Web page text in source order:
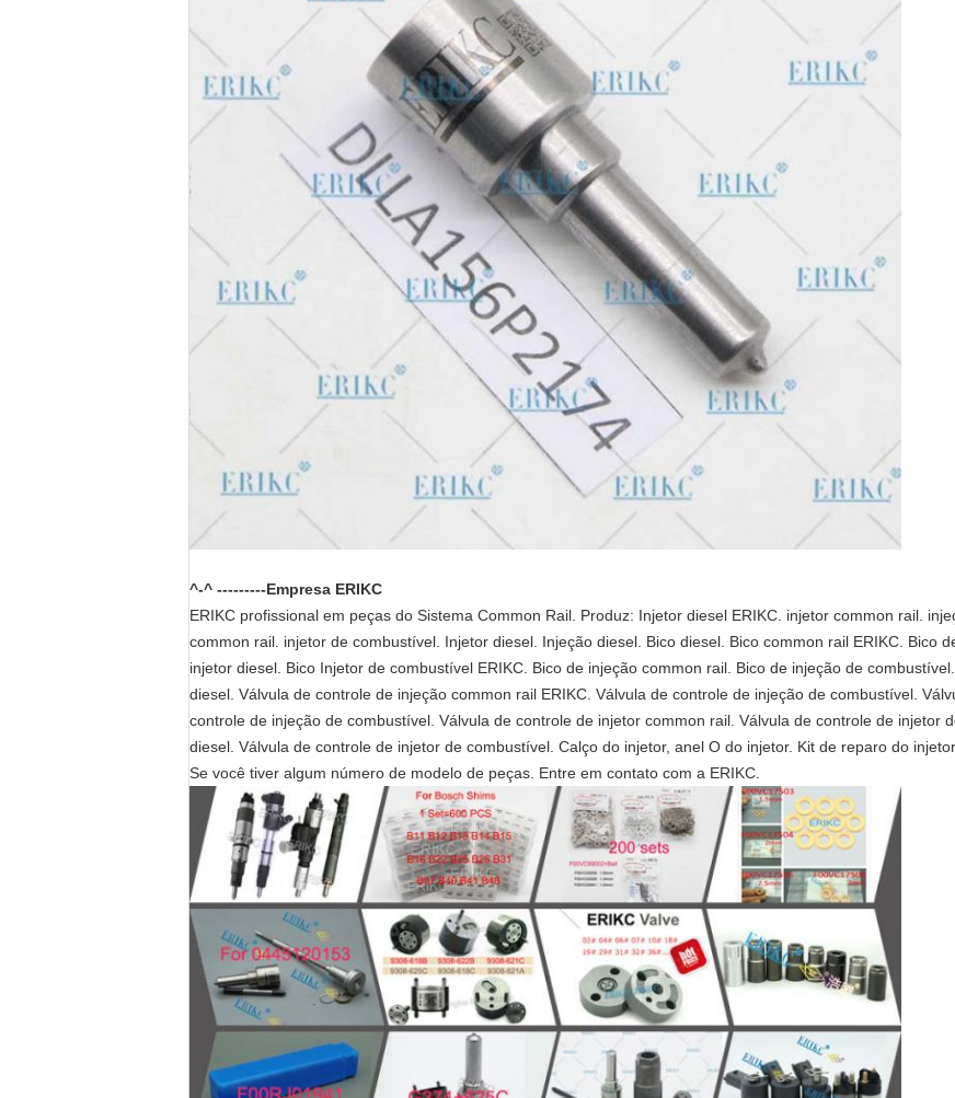
^-^ ---------Empresa ERIKC
ERIKC profissional em peças do Sistema Common Rail. Produz: Injetor diesel ERIKC. injetor common rail.
common rail. injetor de combustível. Injetor diesel. Injeção diesel. Bico diesel. Bico common rail ERIKC. Bico
injetor diesel. Bico Injetor de combustível ERIKC. Bico de injeção common rail. Bico de injeção de
diesel. Válvula de controle de injeção common rail ERIKC. Válvula de controle de injeção de combustível.
controle de injeção de combustível. Válvula de controle de injetor common rail. Válvula de controle de injetor
diesel. Válvula de controle de injetor de combustível. Calço do injetor, anel O do injetor. Kit de reparo do
Se você tiver algum número de modelo de peças. Entre em contato com a ERIKC.